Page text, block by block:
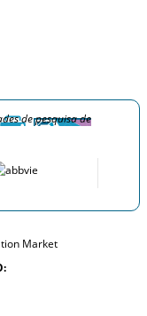
de pesquisa de